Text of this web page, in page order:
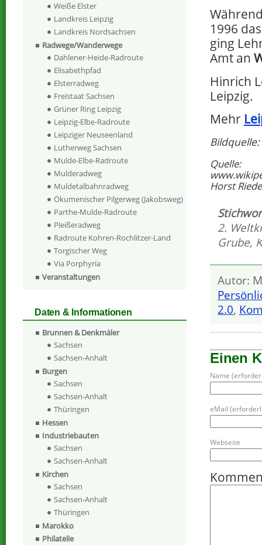
1996
ging
Amt an
Hinrich
Leipzig.
Mehr
Bildquelle:
Quelle:
Horst
2.
Grube,
Autor:
2.0,
Einen
Name
eMail
Webseite
Weiße Elster
Landkreis Leipzig
Landkreis Nordsachsen
Radwege/Wanderwege
Dahlener-Heide-Radroute
Elisabethpfad
Elsterradweg
Freistaat Sachsen
Grüner Ring Leipzig
Leipzig-Elbe-Radroute
Leipziger Neuseenland
Lutherweg Sachsen
Mulde-Elbe-Radroute
Mulderadweg
Muldetalbahnradweg
Ökumenischer Pilgerweg (Jakobsweg)
Parthe-Mulde-Radroute
Pleißeradweg
Radroute Kohren-Rochlitzer-Land
Torgischer Weg
Via Porphyria
Veranstaltungen
Daten & Informationen
Brunnen & Denkmäler
Sachsen
Sachsen-Anhalt
Burgen
Sachsen
Sachsen-Anhalt
Thüringen
Hessen
Industriebauten
Sachsen
Sachsen-Anhalt
Kirchen
Sachsen
Sachsen-Anhalt
Thüringen
Marokko
Philatelie